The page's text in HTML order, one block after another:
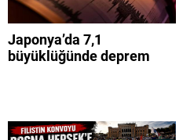
Japonya’da 7,1
büyüklüğünde deprem